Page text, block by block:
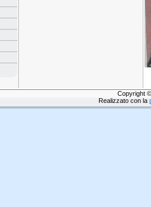
Copyright
Realizzato con la